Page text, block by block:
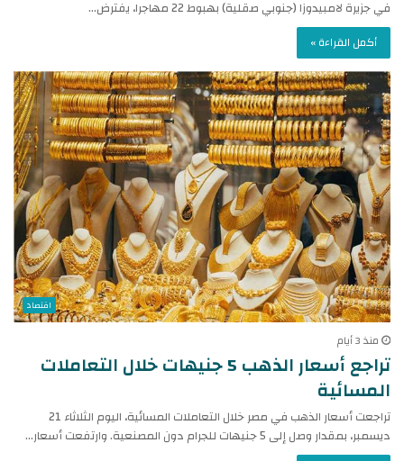
في جزيرة لامبيدوزا (جنوبي صقلية) بهبوط 22 مهاجرا، يفترض…
أكمل القراءة »
اقتصاد
منذ 3 أيام
تراجع أسعار الذهب 5 جنيهات خلال التعاملات
المسائية
تراجعت أسعار الذهب في مصر خلال التعاملات المسائية، اليوم الثلاثاء 21
ديسمبر، بمقدار وصل إلى 5 جنيهات للجرام دون المصنعية. وارتفعت أسعار…